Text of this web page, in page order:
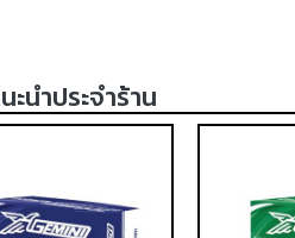
ะนำประจำร้าน